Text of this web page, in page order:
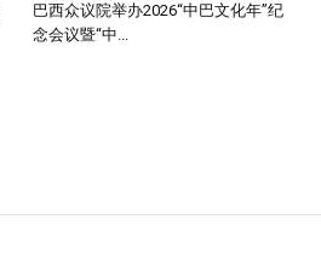
巴西众议院举办2026“中巴文化年”纪
念会议暨“中...